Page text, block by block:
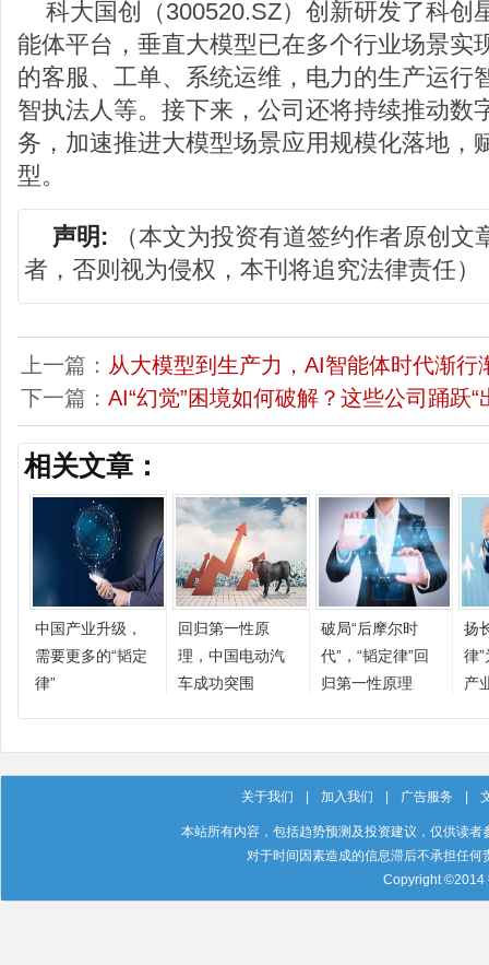
科大国创（300520.SZ）创新研发了科创
能体平台，垂直大模型已在多个行业场景实
的客服、工单、系统运维，电力的生产运行
智执法人等。接下来，公司还将持续推动数
务，加速推进大模型场景应用规模化落地，
型。
声明:
（本文为投资有道签约作者原创
者，否则视为侵权，本刊将追究法律责任）
上一篇： 从大模型到生产力，AI智能体时代渐行
下一篇： AI“幻觉”困境如何破解？这些公司踊跃“
相关文章：
中国产业升级，
需要更多的“韬定
律”
回归第一性原
理，中国电动汽
车成功突围
破局“后摩尔时
代”，“韬定律”回
归第一性原理
扬
律
产
关于我们 加入我们 广告服务
本站所有内容，包括趋势预测及投资建议，仅供读
对于时间因素造成的信息滞后不承担任
Copyright ©2014